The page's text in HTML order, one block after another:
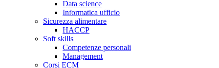
Data science
Informatica ufficio
Sicurezza alimentare
HACCP
Soft skills
Competenze personali
Management
Corsi ECM